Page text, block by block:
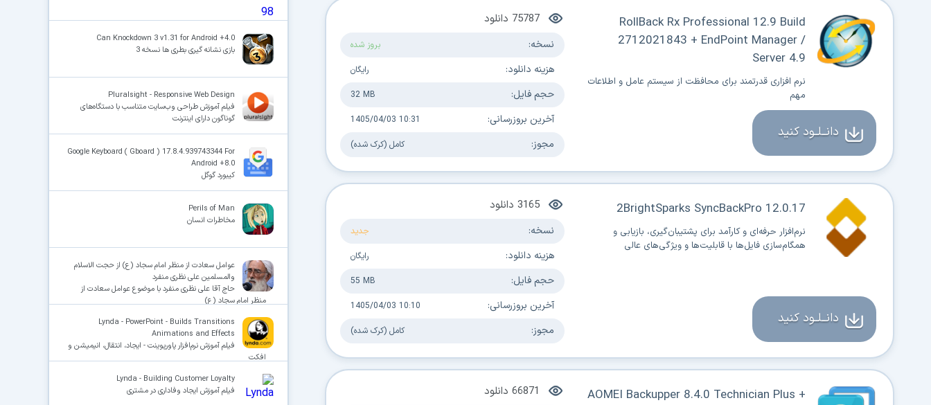
RollBack Rx Professional 12.9 Build
2712021843 + EndPoint Manager /
Server 4.9
نرم افزاری قدرتمند برای محافظت از سیستم عامل و اطلاعات
مهم
75787 دانلود
نسخه: بروز شده
هزینه دانلود: رایگان
حجم فایل: 32 MB
آخرین بروزرسانی: 1405/04/03 10:31
مجوز: کامل (کرک شده)
دانــلــود کنید
2BrightSparks SyncBackPro 12.0.17
نرم‌افزار حرفه‌ای و کارآمد برای پشتیبان‌گیری، بازیابی و
همگام‌سازی فایل‌ها با قابلیت‌ها و ویژگی‌های عالی
3165 دانلود
نسخه: جدید
هزینه دانلود: رایگان
حجم فایل: 55 MB
آخرین بروزرسانی: 1405/04/03 10:10
مجوز: کامل (کرک شده)
دانــلــود کنید
AOMEI Backupper 8.4.0 Technician Plus +
66871 دانلود
Can Knockdown 3 v1.31 for Android +4.0
بازی نشانه گیری بطری ها نسخه 3
Pluralsight - Responsive Web Design
فیلم آموزش طراحی وب‌سایت متناسب با دستگاه‌های
گوناگون دارای اینترنت
Google Keyboard ( Gboard ) 17.8.4.939743344 For
Android +8.0
کیبورد گوگل
Perils of Man
مخاطرات انسان
عوامل سعادت از منظر امام سجاد (ع) از حجت الاسلام
والمسلمین علی نظری منفرد
حاج آقا علی نظری منفرد با موضوع عوامل سعادت از
منظر امام سجاد (ع)
Lynda - PowerPoint - Builds Transitions
Animations and Effects
فیلم آموزش نرم‌افزار پاورپوینت - ایجاد، انتقال، انیمیشن و
افکت
Lynda - Building Customer Loyalty
فیلم آموزش ایجاد وفاداری در مشتری